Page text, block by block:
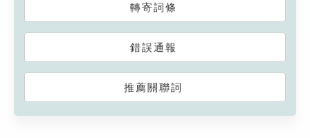
轉寄詞條
錯誤通報
推薦關聯詞